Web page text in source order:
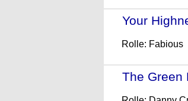
Your
Rolle: Fabious
The Green